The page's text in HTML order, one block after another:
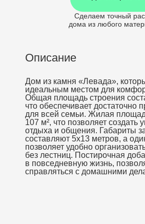
Сделаем точный
дома из любого
Описание
Дом из камня «Левада»,
идеальным местом для
Общая площадь строения
что обеспечивает достаточно
для всей семьи. Жилая
107 м², что позволяет создать
отдыха и общения. Габариты
составляют 5х13 метров, а
позволяет удобно
без лестниц. Постирочная
в повседневную жизнь,
справляться с домашними